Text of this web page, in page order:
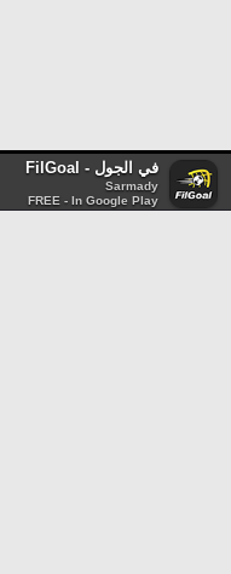
في الجول - FilGoal
Sarmady
FREE - In Google Play